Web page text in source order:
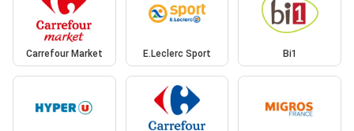
Carrefour Market E.Leclerc Sport Bi1